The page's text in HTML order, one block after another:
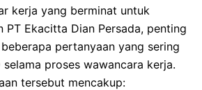
kerja yang berminat untuk
PT Ekacitta Dian Persada, penting
pertanyaan yang sering
proses wawancara kerja.
tersebut mencakup: